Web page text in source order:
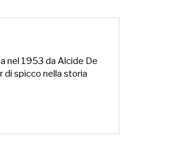
nel 1953 da Alcide De
di spicco nella storia